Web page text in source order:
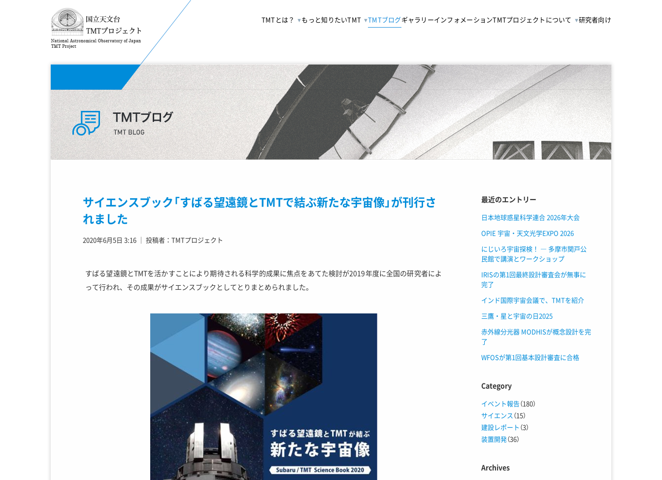
TMTとは？ もっと知りたいTMT TMTブログギャラリーインフォメーションTMTプロジェクトについて 研究者向け
サイエンスブック「すばる望遠鏡とTMTで結ぶ新たな宇宙像」が刊行さ
れました
2020年6月5日 3:16 │ 投稿者：TMTプロジェクト
すばる望遠鏡とTMTを活かすことにより期待される科学的成果に焦点をあてた検討が2019年度に全国の研究者によ
って行われ、その成果がサイエンスブックとしてとりまとめられました。
最近のエントリー
日本地球惑星科学連合 2026年大会
OPIE 宇宙・天文光学EXPO 2026
にじいろ宇宙探検！ ― 多摩市関戸公
民館で講演とワークショップ
IRISの第1回最終設計審査会が無事に
完了
インド国際宇宙会議で、TMTを紹介
三鷹・星と宇宙の日2025
赤外線分光器 MODHISが概念設計を完
了
WFOSが第1回基本設計審査に合格
Category
イベント報告（180）
サイエンス （15）
建設レポート （3）
装置開発（36）
Archives